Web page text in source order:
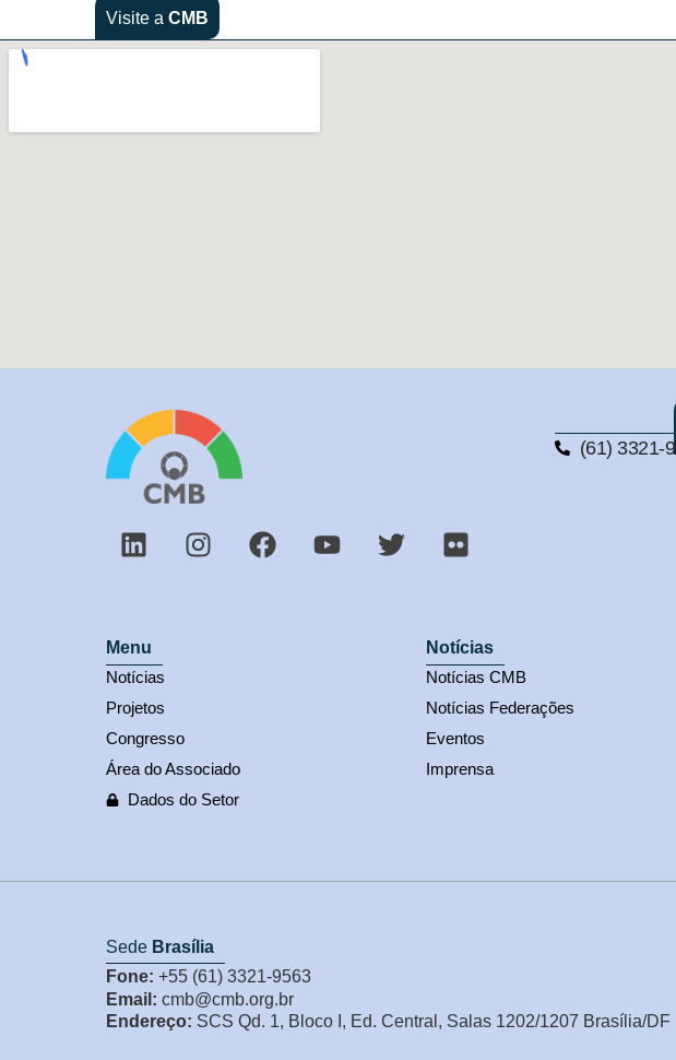
Visite a CMB
(61) 3321-
Menu
Notícias
Projetos
Congresso
Área do Associado
Dados do Setor
Notícias
Notícias CMB
Notícias Federações
Eventos
Imprensa
Sede Brasília
Fone: +55 (61) 3321-9563
Email: cmb@cmb.org.br
Endereço: SCS Qd. 1, Bloco I, Ed. Central, Salas 1202/1207 Brasília/DF